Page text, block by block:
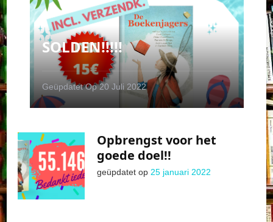
SOLDEN!!!!!
Geüpdatet Op20 Juli 2022
Opbrengst voor het
goede doel!!
geüpdatet op 25 januari 2022